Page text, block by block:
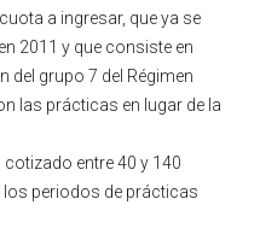
a ingresar, que ya se
2011 y que consiste en
grupo 7 del Régimen
las prácticas en lugar de la
entre 40 y 140
periodos de prácticas